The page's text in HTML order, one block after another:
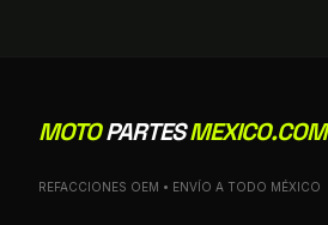
MOTOPARTESMEXICO.COM
REFACCIONES OEM • ENVÍO A TODO MÉXICO